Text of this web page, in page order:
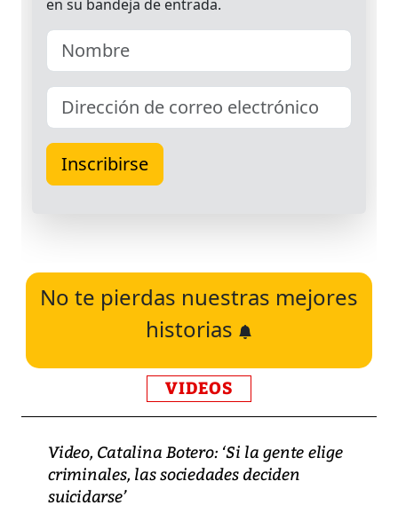
No te pierdas nuestras mejores
historias
VIDEOS
Video, Catalina Botero: ‘Si la gente elige
criminales, las sociedades deciden
suicidarse’